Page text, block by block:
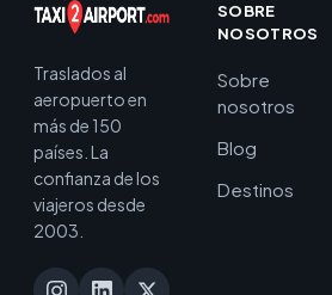
Traslados al
aeropuerto en
más de 150
países. La
confianza de los
viajeros desde
2003.
SOBRE
NOSOTROS
Sobre
nosotros
Blog
Destinos